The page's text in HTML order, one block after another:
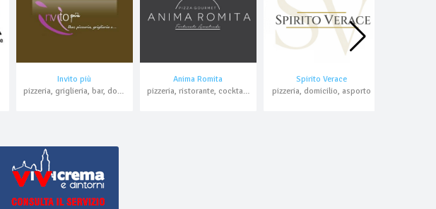
Invito più
pizzeria, griglieria, bar, domicilio, asporto
Anima Romita
pizzeria, ristorante, cocktail bar, asporto
Spirito Verace
pizzeria, domicilio, asporto